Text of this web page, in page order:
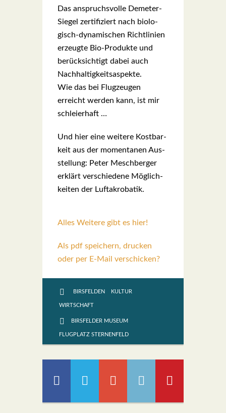
Das anspruchs­vol­le Deme­ter-
Sie­gel zer­ti­fi­ziert nach bio­lo­
gisch-dyna­mi­schen Richt­li­ni­en
erzeug­te Bio-Pro­duk­te und
berück­sich­tigt dabei auch
Nach­hal­tig­keits­aspek­te.
Wie das bei Flug­zeu­gen
erreicht wer­den kann, ist mir
schlei­er­haft …
Und hier eine wei­te­re Kost­bar­
keit aus der momen­ta­nen Aus­
stel­lung: Peter Mesch­ber­ger
erklärt ver­schie­de­ne Mög­lich­
kei­ten der Luft­akro­ba­tik.
Alles Wei­te­re gibt es hier!
Als pdf speichern, drucken
oder per E-Mail verschicken?
BIRSFELDEN KULTUR
WIRTSCHAFT
BIRSFELDER MUSEUM
FLUGPLATZ STERNENFELD